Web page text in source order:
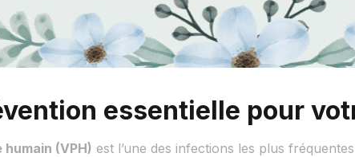
essentielle pour
(VPH) est l’une des infections les plus